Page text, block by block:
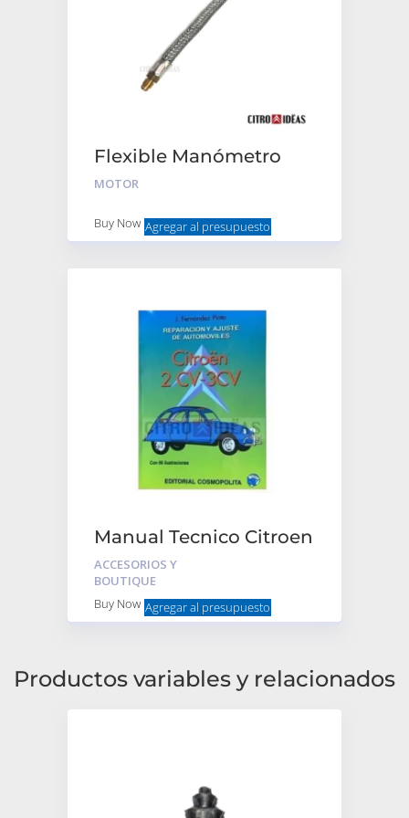
Flexible Manómetro
MOTOR
Buy Now Agregar al presupuesto
Manual Tecnico Citroen
2cv 3cv
ACCESORIOS Y
BOUTIQUE
Buy Now Agregar al presupuesto
Productos variables y relacionados